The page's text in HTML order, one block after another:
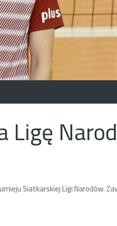
Ligę
Siatkarskiej Ligi Narodów.